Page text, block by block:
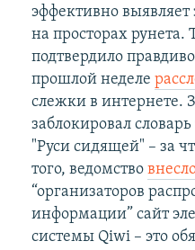
эффективно
на просторах
подтвердило
прошлой неделе
слежки в интернете.
заблокировал
"Руси сидящей" – за
того, ведомство
“организаторов
информации” сайт
системы Qiwi – это